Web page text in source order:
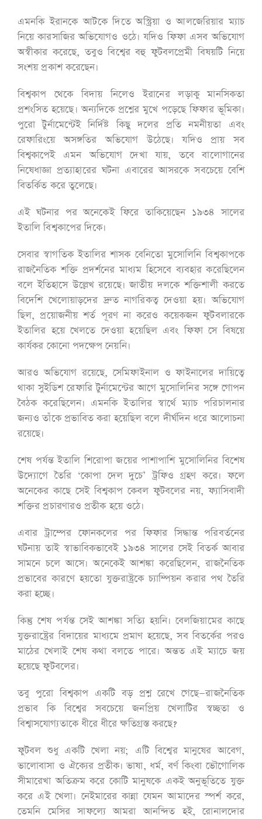
এমনকি ইরানকে আটকে দিতে অস্ট্রিয়া ও আলজেরিয়ার ম্যাচ
নিয়ে কারসাজির অভিযোগও ওঠে। যদিও ফিফা এসব অভিযোগ
অস্বীকার করেছে, তবুও বিশ্বের বহু ফুটবলপ্রেমী বিষয়টি নিয়ে
সংশয় প্রকাশ করেছেন।
বিশ্বকাপ থেকে বিদায় নিলেও ইরানের লড়াকু মানসিকতা
প্রশংসিত হয়েছে। অন্যদিকে প্রশ্নের মুখে পড়েছে ফিফার ভূমিকা।
পুরো টুর্নামেন্টেই নির্দিষ্ট কিছু দলের প্রতি নমনীয়তা এবং
রেফারিংয়ে অসঙ্গতির অভিযোগ উঠেছে। যদিও প্রায় সব
বিশ্বকাপেই এমন অভিযোগ দেখা যায়, তবে বালোগানের
নিষেধাজ্ঞা প্রত্যাহারের ঘটনা এবারের আসরকে সবচেয়ে বেশি
বিতর্কিত করে তুলেছে।
এই ঘটনার পর অনেকেই ফিরে তাকিয়েছেন ১৯৩৪ সালের
ইতালি বিশ্বকাপের দিকে।
সেবার স্বাগতিক ইতালির শাসক বেনিতো মুসোলিনি বিশ্বকাপকে
রাজনৈতিক শক্তি প্রদর্শনের মাধ্যম হিসেবে ব্যবহার করেছিলেন
বলে ইতিহাসে উল্লেখ রয়েছে। জাতীয় দলকে শক্তিশালী করতে
বিদেশি খেলোয়াড়দের দ্রুত নাগরিকত্ব দেওয়া হয়। অভিযোগ
ছিল, প্রয়োজনীয় শর্ত পূরণ না করেও কয়েকজন ফুটবলারকে
ইতালির হয়ে খেলতে দেওয়া হয়েছিল এবং ফিফা সে বিষয়ে
কার্যকর কোনো পদক্ষেপ নেয়নি।
আরও অভিযোগ রয়েছে, সেমিফাইনাল ও ফাইনালের দায়িত্বে
থাকা সুইডিশ রেফারি টুর্নামেন্টের আগে মুসোলিনির সঙ্গে গোপন
বৈঠক করেছিলেন। এমনকি ইতালির স্বার্থে ম্যাচ পরিচালনার
জন্যও তাঁকে প্রভাবিত করা হয়েছিল বলে দীর্ঘদিন ধরে আলোচনা
রয়েছে।
শেষ পর্যন্ত ইতালি শিরোপা জয়ের পাশাপাশি মুসোলিনির বিশেষ
উদ্যোগে তৈরি ‘কোপা দেল দুচে’ ট্রফিও গ্রহণ করে। ফলে
অনেকের কাছে সেই বিশ্বকাপ কেবল ফুটবলের নয়, ফ্যাসিবাদী
শক্তির প্রচারণারও প্রতীক হয়ে ওঠে।
এবার ট্রাম্পের ফোনকলের পর ফিফার সিদ্ধান্ত পরিবর্তনের
ঘটনায় তাই স্বাভাবিকভাবেই ১৯৩৪ সালের সেই বিতর্ক আবার
সামনে চলে আসে। অনেকেই আশঙ্কা করেছিলেন, রাজনৈতিক
প্রভাবের কারণে হয়তো যুক্তরাষ্ট্রকে চ্যাম্পিয়ন করার পথ তৈরি
করা হচ্ছে।
কিন্তু শেষ পর্যন্ত সেই আশঙ্কা সত্যি হয়নি। বেলজিয়ামের কাছে
যুক্তরাষ্ট্রের বিদায়ের মাধ্যমে প্রমাণ হয়েছে, সব বিতর্কের পরও
মাঠের খেলাই শেষ কথা বলতে পারে। অন্তত এই ম্যাচে জয়
হয়েছে ফুটবলের।
তবু পুরো বিশ্বকাপ একটি বড় প্রশ্ন রেখে গেছে—রাজনৈতিক
প্রভাব কি বিশ্বের সবচেয়ে জনপ্রিয় খেলাটির স্বচ্ছতা ও
বিশ্বাসযোগ্যতাকে ধীরে ধীরে ক্ষতিগ্রস্ত করছে?
ফুটবল শুধু একটি খেলা নয়; এটি বিশ্বের মানুষের আবেগ,
ভালোবাসা ও ঐক্যের প্রতীক। ভাষা, ধর্ম, বর্ণ কিংবা ভৌগোলিক
সীমারেখা অতিক্রম করে কোটি মানুষকে একই অনুভূতিতে যুক্ত
করে এই খেলা। নেইমারের কান্না যেমন আমাদের স্পর্শ করে,
তেমনি মেসির সাফল্যে আমরা আনন্দিত হই, রোনালদোর